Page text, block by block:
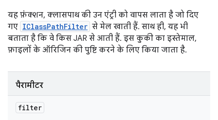
यह फ़ंक्शन, क्लासपाथ की उन एंट्री को वापस लाता है जो दिए
गए IClassPathFilter से मेल खाती हैं. साथ ही, यह भी
बताता है कि वे किस JAR से आती हैं. इस कुकी का इस्तेमाल,
फ़ाइलों के ऑरिजिन की पुष्टि करने के लिए किया जाता है.
पैरामीटर
filter